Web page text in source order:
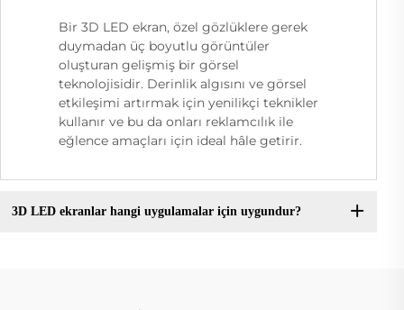
Bir 3D LED ekran, özel gözlüklere gerek
duymadan üç boyutlu görüntüler
oluşturan gelişmiş bir görsel
teknolojisidir. Derinlik algısını ve görsel
etkileşimi artırmak için yenilikçi teknikler
kullanır ve bu da onları reklamcılık ile
eğlence amaçları için ideal hâle getirir.
3D LED ekranlar hangi uygulamalar için uygundur?